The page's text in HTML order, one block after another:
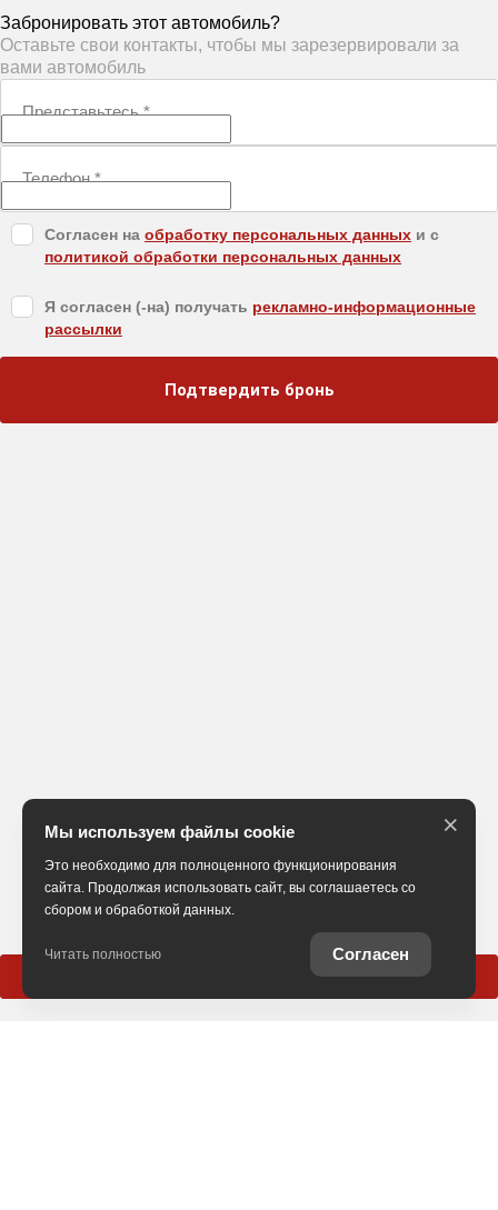
Забронировать этот автомобиль?
Оставьте свои контакты, чтобы мы зарезервировали за
вами автомобиль
Представьтесь*
Телефон*
Согласен на обработку персональных данных и c
политикой обработки персональных данных
Я согласен (-на) получать рекламно-информационные
рассылки
Подтвердить бронь
Мы используем файлы cookie
Это необходимо для полноценного функционирования
сайта. Продолжая использовать сайт, вы соглашаетесь со
сбором и обработкой данных.
Читать полностью Согласен
×